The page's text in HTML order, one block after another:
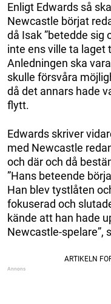
Enligt Edwards så
Newcastle börjat
då Isak ”betedde sig
inte ens ville ta laget
Anledningen ska
skulle försvåra
då det annars hade
flytt.
Edwards skriver
med Newcastle
och där och då
”Hans beteende
Han blev tystlåten
fokuserad och
kände att han hade
Newcastle-spelare”,